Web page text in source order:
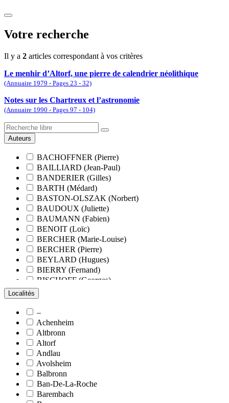
Votre recherche
Il y a 2 articles correspondant à vos critères
Le menhir d’Altorf, une pierre de calendrier néolithique
(Annuaire 1979 - Pages 23 - 32)
Notes sur les Chartreux et l’astronomie
(Annuaire 1990 - Pages 97 - 104)
Auteurs
BACHOFFNER (Pierre)
BAILLIARD (Jean-Paul)
BANDERIER (Gilles)
BARTH (Médard)
BASTON-OLSZAK (Norbert)
BAUDOUX (Juliette)
BAUMANN (Fabien)
BENOIT (Loïc)
BERCHER (Marie-Louise)
BERCHER (Pierre)
BEYLARD (Hugues)
BIERRY (Fernand)
BISCHOFF (Georges)
BLANCHARD (François)
BLANCHARD (Pierre-Valentin)
BLUMENROEDER (Quentin)
BOEHLER (Jean-Michel)
BOËS (Simone)
BORNERT (René)
BOUR (Bernard)
BOURCART (Jean)
BOUVET (Maurice)
BOXBERGER (Romain)
Localités
–
Achenheim
Altbronn
Altorf
Andlau
Avolsheim
Balbronn
Ban-De-La-Roche
Barembach